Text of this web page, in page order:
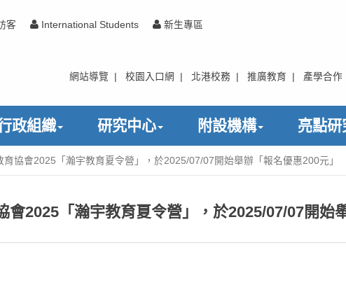
客 International Students 新生專區
網站導覽 校園入口網 北港校務 推廣教育 產學合作
政組織 研究中心 附設機構 亮點研
育協會2025「瀚宇教育夏令營」，於2025/07/07開始舉辦「報名優惠200元」
會2025「瀚宇教育夏令營」，於2025/07/07開始